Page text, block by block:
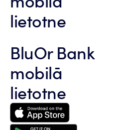
lietotne
BluOr Bank
mobilā
lietotne